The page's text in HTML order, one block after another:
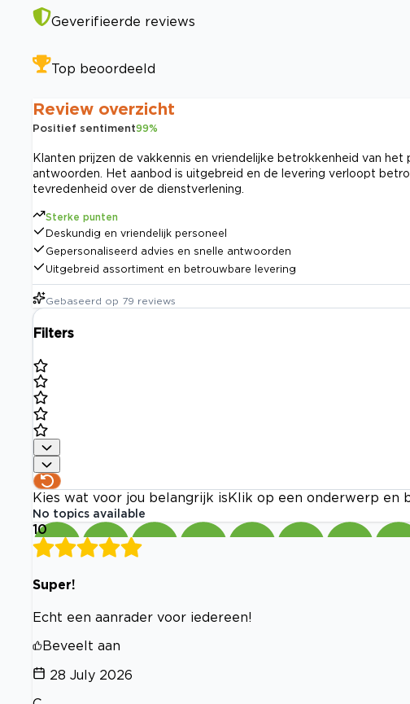
Geverifieerde reviews
Top beoordeeld
Review overzicht
Positief sentiment99%
Klanten prijzen de vakkennis en vriendelijke betrokkenheid van
antwoorden. Het aanbod is uitgebreid en de levering verloopt
tevredenheid over de dienstverlening.
Sterke punten
Deskundig en vriendelijk personeel
Gepersonaliseerd advies en snelle antwoorden
Uitgebreid assortiment en betrouwbare levering
Gebaseerd op 79 reviews
Filters
Kies wat voor jou belangrijk is Klik op een onderwerp en
No topics available
10
Super!
Echt een aanrader voor iedereen!
Beveelt aan
28 July 2026